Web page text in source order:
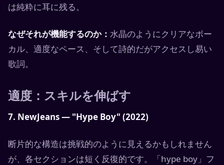
は純粋に耳に残る。
なぜそれが機能するのか： 水晶のようにクリアなボー
カル、適度なペース、そして詩的だがアクセスし易い
歌詞。
適度：スキルを伸ばす
7. NewJeans — "Hype Boy" (2022)
断片的な構造は挑戦的のように見えるかもしれません
が、各セクションは短く反復的です。「hype boy」フ